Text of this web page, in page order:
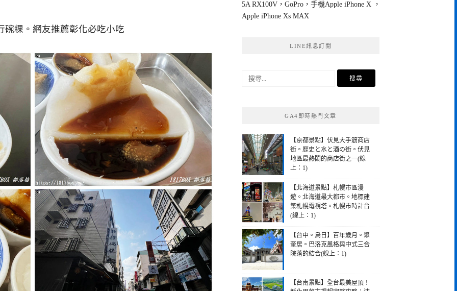
碗粿。網友推薦彰化必吃小吃
5A RX100V，GoPro，手機Apple iPhone X ，
Apple iPhone Xs MAX
LINE訊息訂閱
搜
GA4即時熱門文章
【京都景點】伏見大手筋商店
街。歴史と水と酒の街。伏見
地區最熱鬧的商店街之一(線
上：1)
【北海道景點】札幌市區漫
遊。北海道最大都市。地標建
築札幌電視塔。札幌市時計台
(線上：1)
【台中。烏日】百年歲月。聚
奎居。巴洛克風格與中式三合
院落的結合(線上：1)
【台南景點】全台最美屋頂！